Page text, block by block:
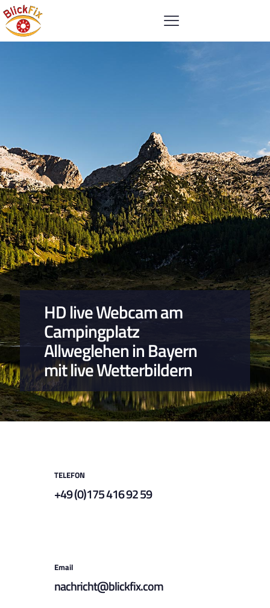
HD live Webcam am
Campingplatz
Allweglehen in Bayern
mit live Wetterbildern
TELEFON
+49 (0)175 416 92 59
Email
nachricht@blickfix.com